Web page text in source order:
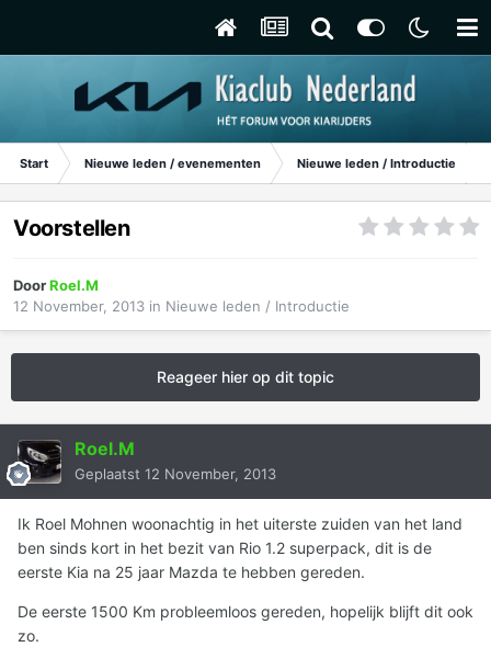
Start Nieuwe leden / evenementen Nieuwe leden / Introductie
Voorstellen
DoorRoel.M
12 November, 2013 in Nieuwe leden / Introductie
Reageer hier op dit topic
Roel.M
Geplaatst 12 November, 2013
Ik Roel Mohnen woonachtig in het uiterste zuiden van het land
ben sinds kort in het bezit van Rio 1.2 superpack, dit is de
eerste Kia na 25 jaar Mazda te hebben gereden.
De eerste 1500 Km probleemloos gereden, hopelijk blijft dit ook
zo.